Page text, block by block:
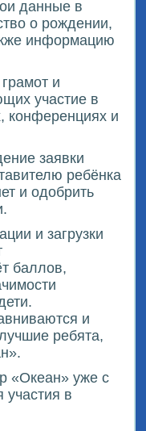
данные в
о рождении,
информацию
и
участие в
конференциях и
заявки
ребёнка
и одобрить
и загрузки
баллов,
и
ребята,
«Океан» уже с
участия в